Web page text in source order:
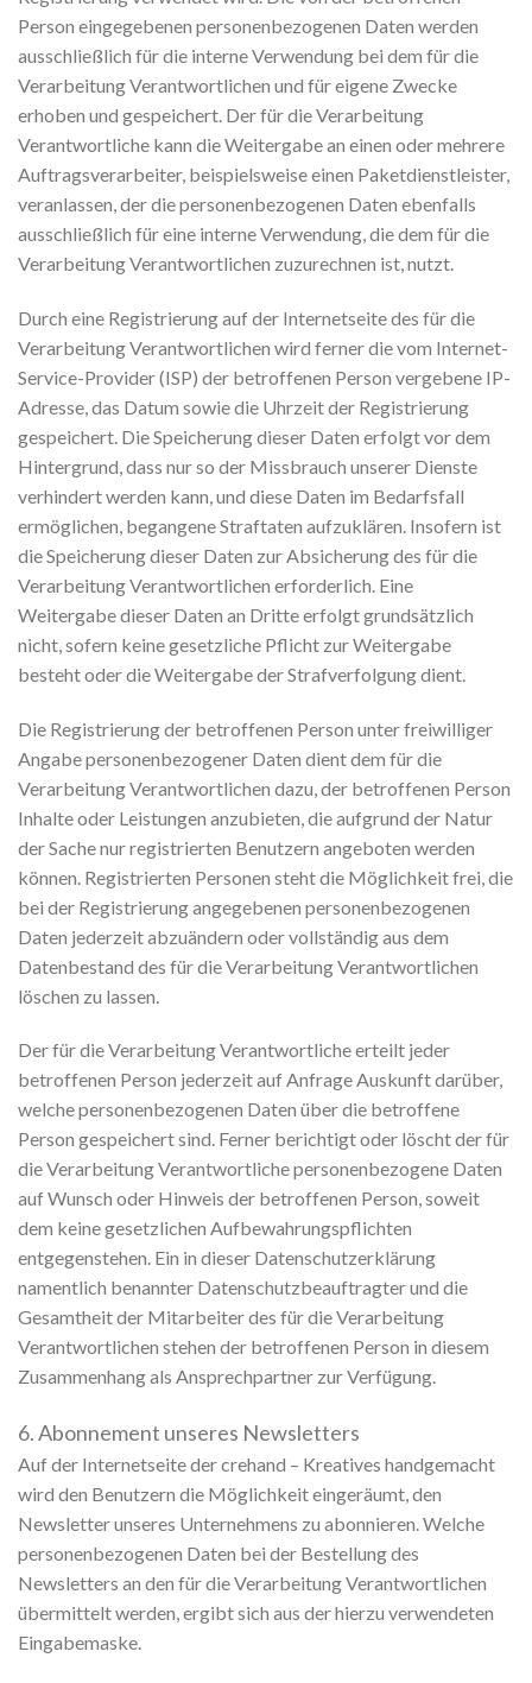
Person eingegebenen personenbezogenen Daten werden
ausschließlich für die interne Verwendung bei dem für die
Verarbeitung Verantwortlichen und für eigene Zwecke
erhoben und gespeichert. Der für die Verarbeitung
Verantwortliche kann die Weitergabe an einen oder mehrere
Auftragsverarbeiter, beispielsweise einen Paketdienstleister,
veranlassen, der die personenbezogenen Daten ebenfalls
ausschließlich für eine interne Verwendung, die dem für die
Verarbeitung Verantwortlichen zuzurechnen ist, nutzt.
Durch eine Registrierung auf der Internetseite des für die
Verarbeitung Verantwortlichen wird ferner die vom Internet-
Service-Provider (ISP) der betroffenen Person vergebene IP-
Adresse, das Datum sowie die Uhrzeit der Registrierung
gespeichert. Die Speicherung dieser Daten erfolgt vor dem
Hintergrund, dass nur so der Missbrauch unserer Dienste
verhindert werden kann, und diese Daten im Bedarfsfall
ermöglichen, begangene Straftaten aufzuklären. Insofern ist
die Speicherung dieser Daten zur Absicherung des für die
Verarbeitung Verantwortlichen erforderlich. Eine
Weitergabe dieser Daten an Dritte erfolgt grundsätzlich
nicht, sofern keine gesetzliche Pflicht zur Weitergabe
besteht oder die Weitergabe der Strafverfolgung dient.
Die Registrierung der betroffenen Person unter freiwilliger
Angabe personenbezogener Daten dient dem für die
Verarbeitung Verantwortlichen dazu, der betroffenen Person
Inhalte oder Leistungen anzubieten, die aufgrund der Natur
der Sache nur registrierten Benutzern angeboten werden
können. Registrierten Personen steht die Möglichkeit frei, die
bei der Registrierung angegebenen personenbezogenen
Daten jederzeit abzuändern oder vollständig aus dem
Datenbestand des für die Verarbeitung Verantwortlichen
löschen zu lassen.
Der für die Verarbeitung Verantwortliche erteilt jeder
betroffenen Person jederzeit auf Anfrage Auskunft darüber,
welche personenbezogenen Daten über die betroffene
Person gespeichert sind. Ferner berichtigt oder löscht der für
die Verarbeitung Verantwortliche personenbezogene Daten
auf Wunsch oder Hinweis der betroffenen Person, soweit
dem keine gesetzlichen Aufbewahrungspflichten
entgegenstehen. Ein in dieser Datenschutzerklärung
namentlich benannter Datenschutzbeauftragter und die
Gesamtheit der Mitarbeiter des für die Verarbeitung
Verantwortlichen stehen der betroffenen Person in diesem
Zusammenhang als Ansprechpartner zur Verfügung.
6. Abonnement unseres Newsletters
Auf der Internetseite der crehand – Kreatives handgemacht
wird den Benutzern die Möglichkeit eingeräumt, den
Newsletter unseres Unternehmens zu abonnieren. Welche
personenbezogenen Daten bei der Bestellung des
Newsletters an den für die Verarbeitung Verantwortlichen
übermittelt werden, ergibt sich aus der hierzu verwendeten
Eingabemaske.